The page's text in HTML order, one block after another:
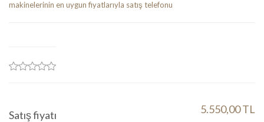
Satış fiyatı 5.550,00 TL